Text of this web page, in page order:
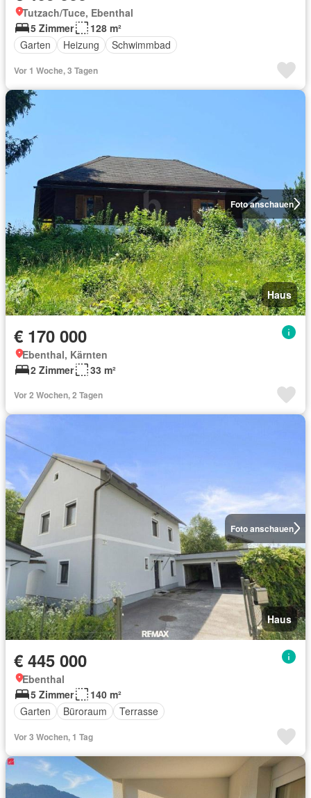
Tutzach/Tuce, Ebenthal
5 Zimmer
128 m²
Garten
Heizung Schwimmbad
Vor 1 Woche, 3 Tagen
Foto anschauen
Haus
€ 170 000
Ebenthal, Kärnten
2 Zimmer
33 m²
Vor 2 Wochen, 2 Tagen
Foto anschauen
Haus
€ 445 000
Ebenthal
5 Zimmer
140 m²
Garten
Büroraum Terrasse
Vor 3 Wochen, 1 Tag